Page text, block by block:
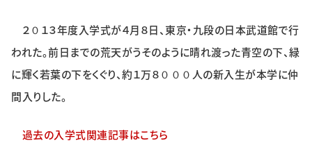
スポーツ
２０１３年度入学式が４月８日、東京・九段の日本武道館で行
われた。前日までの荒天がうそのように晴れ渡った青空の下、緑
に輝く若葉の下をくぐり、約１万８０００人の新入生が本学に仲
間入りした。
過去の入学式関連記事はこちら